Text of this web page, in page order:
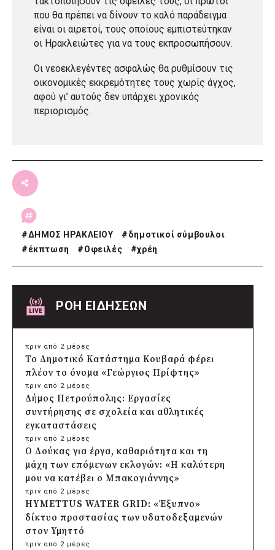
που θα πρέπει να δίνουν το καλό παράδειγμα
είναι οι αιρετοί, τους οποίους εμπιστεύτηκαν
οι Ηρακλειώτες για να τους εκπροσωπήσουν.
Οι νεοεκλεγέντες ασφαλώς θα ρυθμίσουν τις
οικονομικές εκκρεμότητες τους χωρίς άγχος,
αφού γι’ αυτούς δεν υπάρχει χρονικός
περιορισμός.
#ΔΗΜΟΣ ΗΡΑΚΛΕΙΟΥ #δημοτικοί σύμβουλοι
#έκπτωση #Οφειλές #χρέη
ΡΟΗ ΕΙΔΗΣΕΩΝ
πριν από 2 μέρες
Το Δημοτικό Κατάστημα Κουβαρά φέρει
πλέον το όνομα «Γεώργιος Πρίφτης»
πριν από 2 μέρες
Δήμος Πετρούπολης: Εργασίες
συντήρησης σε σχολεία και αθλητικές
εγκαταστάσεις
πριν από 2 μέρες
Ο Δούκας για έργα, καθαριότητα και τη
μάχη των επόμενων εκλογών: «Η καλύτερη
μου να κατέβει ο Μπακογιάννης»
πριν από 2 μέρες
HYMETTUS WATER GRID: «Έξυπνο»
δίκτυο προστασίας των υδατοδεξαμενών
στον Υμηττό
πριν από 2 μέρες